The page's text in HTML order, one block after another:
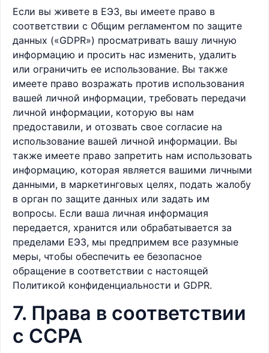
Если вы живете в ЕЭЗ, вы имеете право в
соответствии с Общим регламентом по защите
данных («GDPR») просматривать вашу личную
информацию и просить нас изменить, удалить
или ограничить ее использование. Вы также
имеете право возражать против использования
вашей личной информации, требовать передачи
личной информации, которую вы нам
предоставили, и отозвать свое согласие на
использование вашей личной информации. Вы
также имеете право запретить нам использовать
информацию, которая является вашими личными
данными, в маркетинговых целях, подать жалобу
в орган по защите данных или задать им
вопросы. Если ваша личная информация
передается, хранится или обрабатывается за
пределами ЕЭЗ, мы предпримем все разумные
меры, чтобы обеспечить ее безопасное
обращение в соответствии с настоящей
Политикой конфиденциальности и GDPR.
7. Права в соответствии
с CCPA